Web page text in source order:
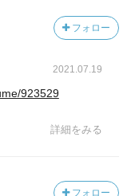
フォロー
2021.07.19
923529
詳細をみる
フォロー